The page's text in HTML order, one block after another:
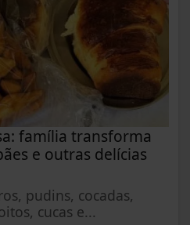
família transforma
e outras delícias
pudins, cocadas,
cucas e...